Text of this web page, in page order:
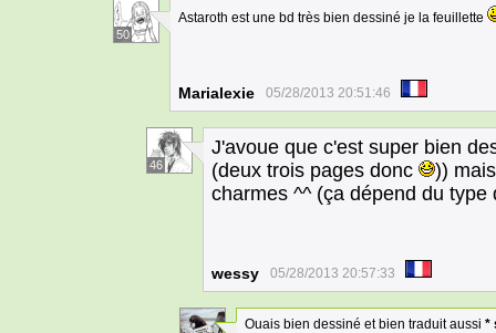
50
Astaroth est une bd très bien dessiné je la feuillette
Marialexie 05/28/2013 20:51:46
46
J'avoue que c'est super bien
(deux trois pages donc
))
charmes ^^ (ça dépend du
wessy 05/28/2013 20:57:33
Ouais bien dessiné et bien traduit aussi *